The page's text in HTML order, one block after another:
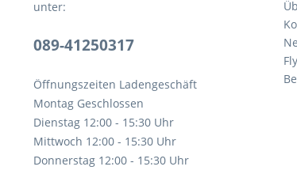
unter:
089-41250317
Öffnungszeiten Ladengeschäft
Montag Geschlossen
Dienstag 12:00 - 15:30 Uhr
Mittwoch 12:00 - 15:30 Uhr
Donnerstag 12:00 - 15:30 Uhr